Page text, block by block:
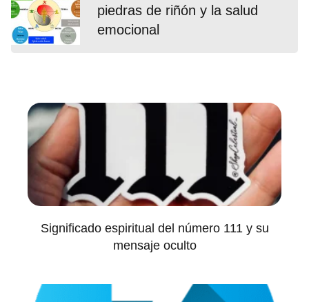
piedras de riñón y la salud
emocional
Significado espiritual del número 111 y su
mensaje oculto